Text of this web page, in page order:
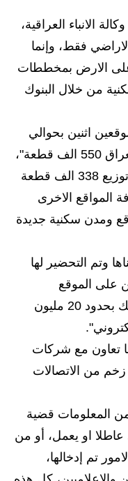
وزارة التربية
الامتحانات
المتوسطة
الاعدادية
وزارية
الابتدائية
المتوسطة
الاعدادية
الابتدائية
المتوسطة
الاعدادية
الانباء العراقية،
فقط، وإنما
على الارض بمخططات
من خلال البنوك
اثنين بحوالي
72 الف قطعة سكنية، وفي كل العراق 550 الف قطعة"،
مشيرا الى أن "الشهر الاول سيتم توزيع 338 الف قطعة
المواقع الاخرى
ومدن سكنية جديدة
وتم التحضير لها
على الموقع
الالكتروني"، مبيناً أن "تقديراتنا هنالك بحدود 20 مليون
تعاون مع شركات
زخم من الاتصالات
المعلومات قضية
عاطلا او يعمل، أو من
تم إدخالها،